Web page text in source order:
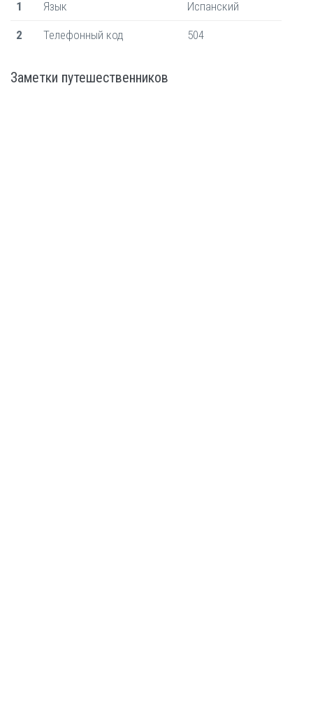
1 Язык Испанский
2 Телефонный код 504
Заметки путешественников